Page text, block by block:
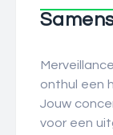
onthul een
Jouw
voor een